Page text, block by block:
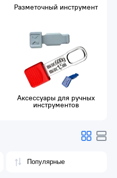
Разметочный инструмент
Аксессуары для ручных
инструментов